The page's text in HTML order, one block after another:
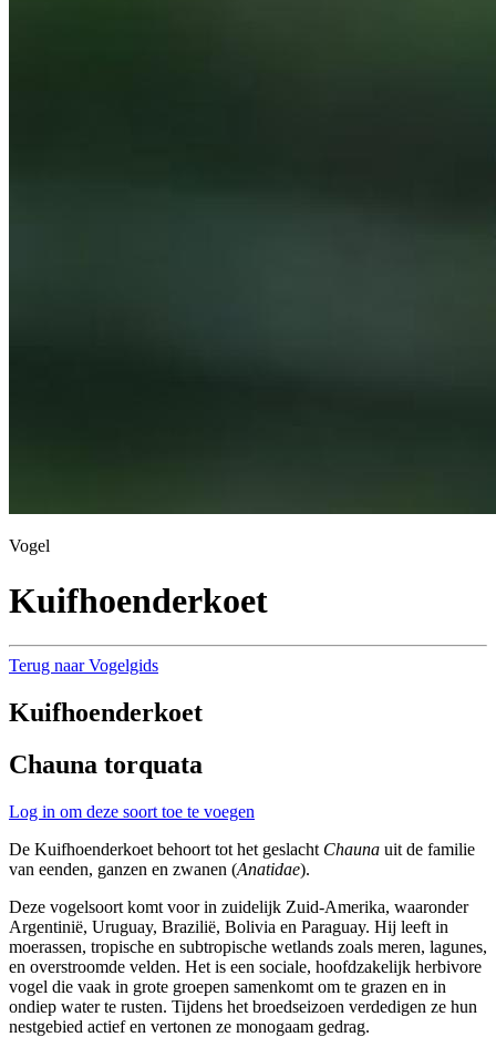
Vogel
Kuifhoenderkoet
Terug naar Vogelgids
Kuifhoenderkoet
Chauna torquata
Log in om deze soort toe te voegen
De Kuifhoenderkoet behoort tot het geslacht Chauna uit de familie
van eenden, ganzen en zwanen (Anatidae).
Deze vogelsoort komt voor in zuidelijk Zuid-Amerika, waaronder
Argentinië, Uruguay, Brazilië, Bolivia en Paraguay. Hij leeft in
moerassen, tropische en subtropische wetlands zoals meren, lagunes,
en overstroomde velden. Het is een sociale, hoofdzakelijk herbivore
vogel die vaak in grote groepen samenkomt om te grazen en in
ondiep water te rusten. Tijdens het broedseizoen verdedigen ze hun
nestgebied actief en vertonen ze monogaam gedrag.